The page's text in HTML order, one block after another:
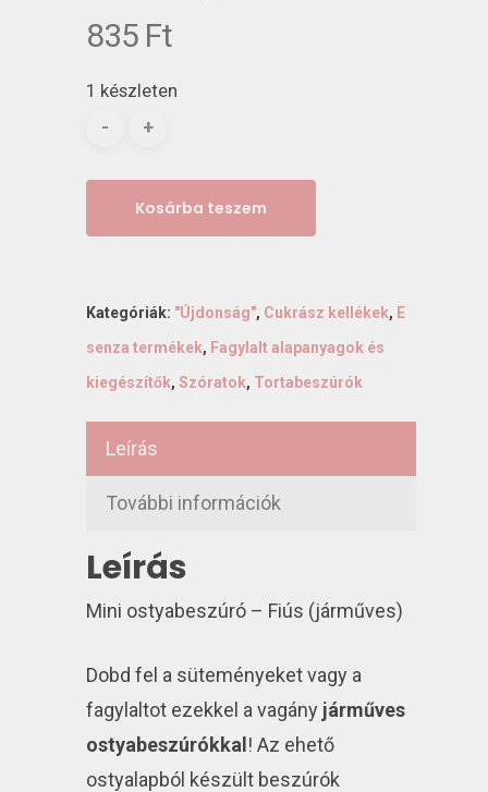
835 Ft
1 készleten
Kosárba teszem
Kategóriák: "Újdonság", Cukrász kellékek, E
senza termékek, Fagylalt alapanyagok és
kiegészítők, Szóratok, Tortabeszúrók
Leírás
További információk
Leírás
Mini ostyabeszúró – Fiús (járműves)
Dobd fel a süteményeket vagy a
fagylaltot ezekkel a vagány járműves
ostyabeszúrókkal! Az ehető
ostyalapból készült beszúrók